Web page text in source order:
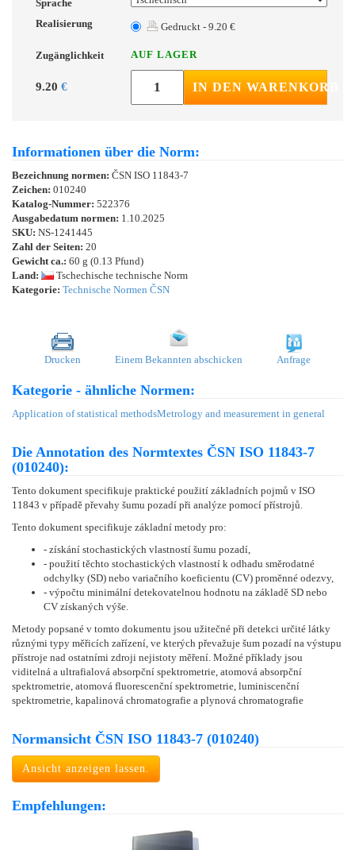
Sprache
Realisierung
Gedruckt - 9.20 €
Zugänglichkeit AUF LAGER
9.20 € IN DEN WARENKORB
Informationen über die Norm:
Bezeichnung normen: ČSN ISO 11843-7
Zeichen: 010240
Katalog-Nummer: 522376
Ausgabedatum normen: 1.10.2025
SKU: NS-1241445
Zahl der Seiten: 20
Gewicht ca.: 60 g (0.13 Pfund)
Land:
Tschechische technische Norm
Kategorie: Technische Normen ČSN
Drucken Einem Bekannten abschicken Anfrage
Kategorie - ähnliche Normen:
Application of statistical methodsMetrology and measurement in general
Die Annotation des Normtextes ČSN ISO 11843-7
(010240):
Tento dokument specifikuje praktické použití základních pojmů v ISO
11843 v případě převahy šumu pozadí při analýze pomocí přístrojů.
Tento dokument specifikuje základní metody pro:
- získání stochastických vlastností šumu pozadí,
- použití těchto stochastických vlastností k odhadu směrodatné
odchylky (SD) nebo variačního koeficientu (CV) proměnné odezvy,
- výpočtu minimální detekovatelnou hodnotu na základě SD nebo
CV získaných výše.
Metody popsané v tomto dokumentu jsou užitečné při detekci určité látky
různými typy měřicích zařízení, ve kterých převažuje šum pozadí na výstupu
přístroje nad ostatními zdroji nejistoty měření. Možné příklady jsou
viditelná a ultrafialová absorpční spektrometrie, atomová absorpční
spektrometrie, atomová fluorescenční spektrometrie, luminiscenční
spektrometrie, kapalinová chromatografie a plynová chromatografie
Normansicht ČSN ISO 11843-7 (010240)
Ansicht anzeigen lassen.
Empfehlungen: